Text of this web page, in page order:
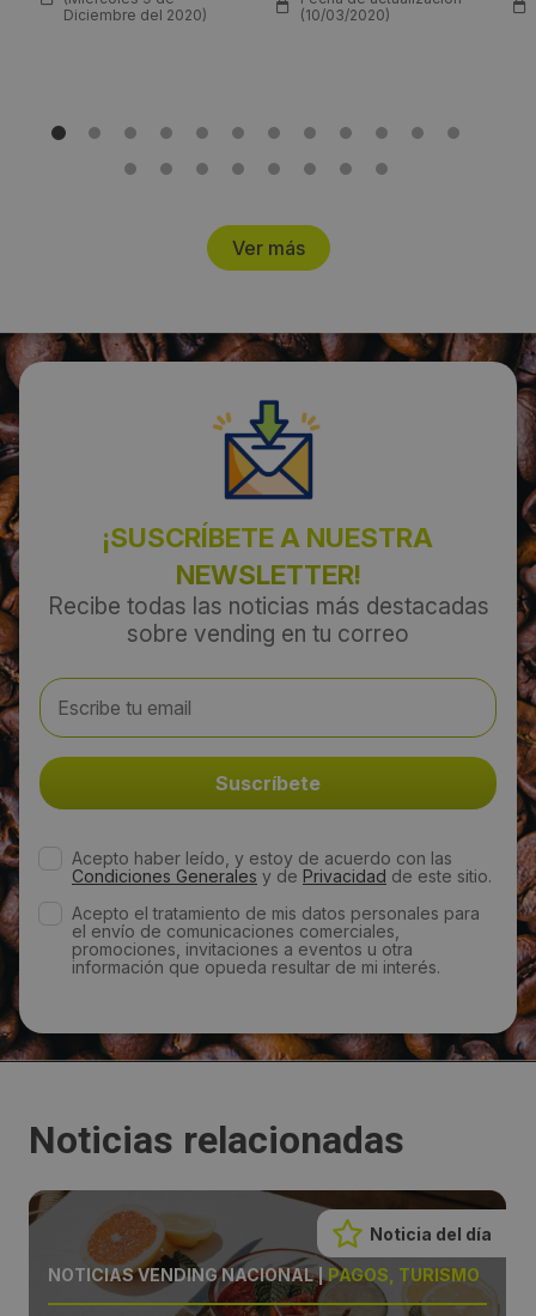
Diciembre del 2020)
(10/03/2020)
Ver más
¡SUSCRÍBETE A NUESTRA
NEWSLETTER!
Recibe todas las noticias más destacadas
sobre vending en tu correo
Acepto haber leído, y estoy de acuerdo con las
Condiciones Generales y de Privacidad de este sitio.
Acepto el tratamiento de mis datos personales para
el envío de comunicaciones comerciales,
promociones, invitaciones a eventos u otra
información que opueda resultar de mi interés.
Noticias relacionadas
NOTICIAS VENDING NACIONAL|PAGOS, TURISMO
Noticia del día